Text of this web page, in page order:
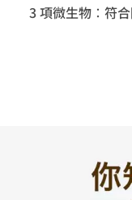
3 項微生物：符